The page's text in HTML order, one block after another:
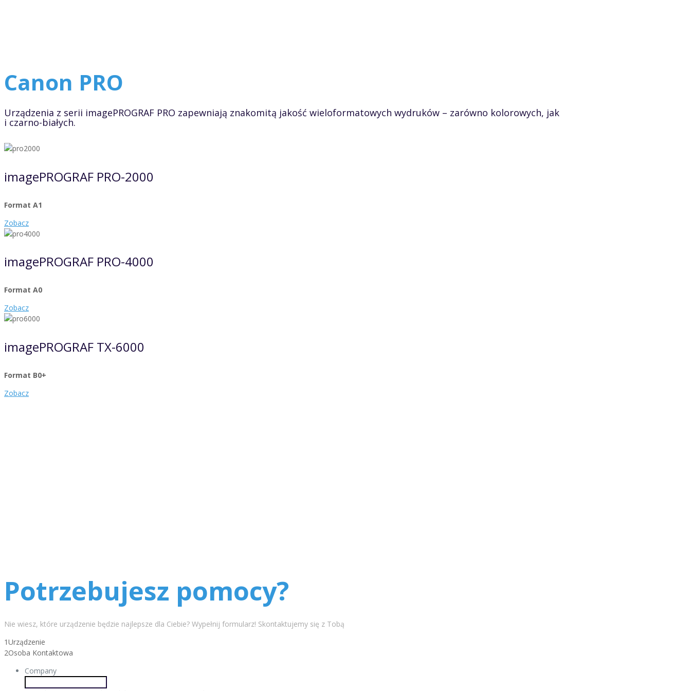
Canon PRO
Urządzenia z serii imagePROGRAF PRO zapewniają znakomitą jakość wieloformatowych wydruków – zarówno kolorowych, jak
i czarno-białych.
imagePROGRAF PRO-2000
Format A1
Zobacz
imagePROGRAF PRO-4000
Format A0
Zobacz
imagePROGRAF TX-6000
Format B0+
Zobacz
Potrzebujesz pomocy?
Nie wiesz, które urządzenie będzie najlepsze dla Ciebie? Wypełnij formularz! Skontaktujemy się z Tobą
1Urządzenie
2Osoba Kontaktowa
Company